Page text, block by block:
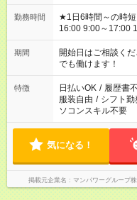
勤務時間
★1日6時間～の時短シフトOK ★スタート
16:00 9:00～17:00 11:00
場合、他のお仕事
ん ※法令に基づき
となります ※労働者
短時間・短期間の
期間
開始日はご相談く
でも働けます！
特徴 日払いOK / 履歴書
服装自由 / シフト勤
ソコンスキル不要
気になる！
掲載元企業名 マンパワーグループ